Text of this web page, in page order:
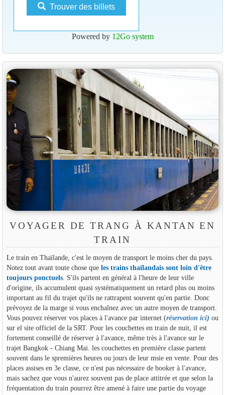
Trouver des billets
Powered by 12Go system
VOYAGER DE TRANG À KANTAN EN
TRAIN
Le train en Thaïlande, c'est le moyen de transport le moins cher du pays.
Notez tout avant toute chose que les trains thaïlandais sont loin d'être
toujours ponctuels. S'ils partent en général à l'heure de leur ville
d'origine, ils accumulent quasi systématiquement un retard plus ou moins
important au fil du trajet qu'ils ne rattrapent souvent qu'en partie. Donc
prévoyez de la marge si vous enchaînez avec un autre moyen de transport.
Vous pouvez réserver vos places à l'avance par internet (réservation ici) ou
sur el site officiel de la SRT. Pour les couchettes en train de nuit, il est
fortement conseillé de réserver à l'avance, même très à l'avance sur le
trajet Bangkok - Chiang Mai. les couchettes en première classe partent
souvent dans le spremières heures ou jours de leur msie en vente. Pour des
places assises en 3e classe, ce n'est pas nécessaire de booker à l'avance,
mais sachez que vous n'aurez souvent pas de place attitrée et que selon la
fréquentation du train pourrez être amené à faire une partie du voyage